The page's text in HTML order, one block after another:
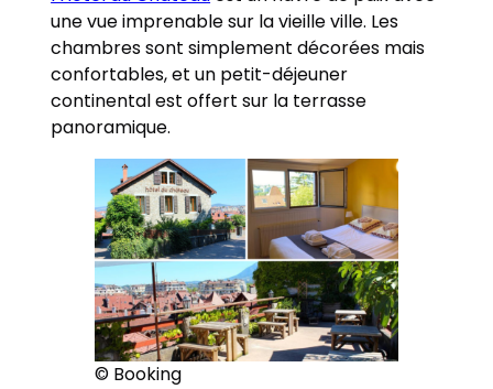
une vue imprenable sur la vieille ville. Les
chambres sont simplement décorées mais
confortables, et un petit-déjeuner
continental est offert sur la terrasse
panoramique.
© Booking